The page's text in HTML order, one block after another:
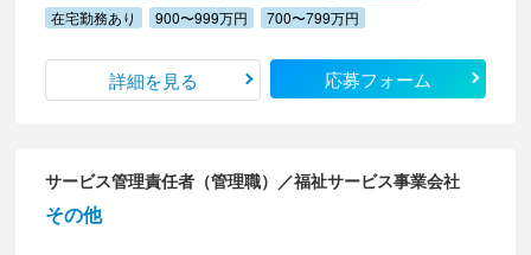
在宅勤務あり
900〜999万円 700〜799万円
詳細を見る 応募フォーム
サービス管理責任者（管理職）／福祉サービス事業会社
その他